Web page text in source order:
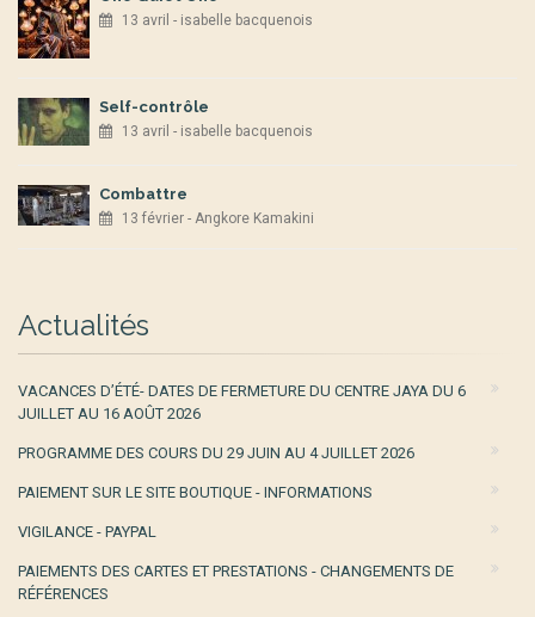
13 avril - isabelle bacquenois
Self-contrôle
13 avril - isabelle bacquenois
Combattre
13 février - Angkore Kamakini
Actualités
VACANCES D’ÉTÉ- DATES DE FERMETURE DU CENTRE JAYA DU 6
JUILLET AU 16 AOÛT 2026
PROGRAMME DES COURS DU 29 JUIN AU 4 JUILLET 2026
PAIEMENT SUR LE SITE BOUTIQUE - INFORMATIONS
VIGILANCE - PAYPAL
PAIEMENTS DES CARTES ET PRESTATIONS - CHANGEMENTS DE
RÉFÉRENCES